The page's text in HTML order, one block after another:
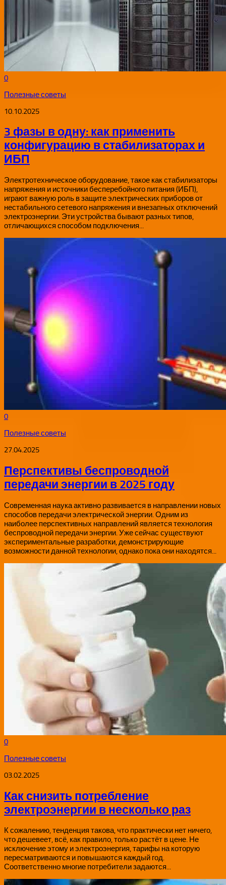
0
Полезные советы
10.10.2025
3 фазы в одну: как применить
конфигурацию в стабилизаторах и
ИБП
Электротехническое оборудование, такое как стабилизаторы
напряжения и источники бесперебойного питания (ИБП),
играют важную роль в защите электрических приборов от
нестабильного сетевого напряжения и внезапных отключений
электроэнергии. Эти устройства бывают разных типов,
отличающихся способом подключения...
0
Полезные советы
27.04.2025
Перспективы беспроводной
передачи энергии в 2025 году
Современная наука активно развивается в направлении новых
способов передачи электрической энергии. Одним из
наиболее перспективных направлений является технология
беспроводной передачи энергии. Уже сейчас существуют
экспериментальные разработки, демонстрирующие
возможности данной технологии, однако пока они находятся...
0
Полезные советы
03.02.2025
Как снизить потребление
электроэнергии в несколько раз
К сожалению, тенденция такова, что практически нет ничего,
что дешевеет, всё, как правило, только растёт в цене. Не
исключение этому и электроэнергия, тарифы на которую
пересматриваются и повышаются каждый год.
Соответственно многие потребители задаются...